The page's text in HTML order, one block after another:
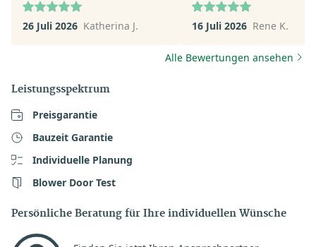
26 Juli 2026 Katherina J. 16 Juli 2026 Rene K.
Alle Bewertungen ansehen
Leistungsspektrum
Preisgarantie
Bauzeit Garantie
Individuelle Planung
Blower Door Test
Persönliche Beratung für Ihre individuellen Wünsche